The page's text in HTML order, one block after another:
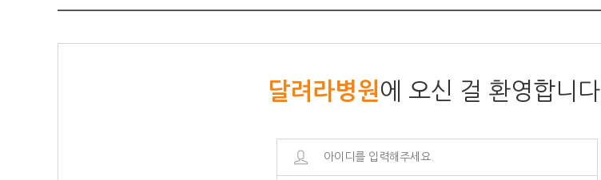
달려라병원 에 오신 걸 환영합니다.